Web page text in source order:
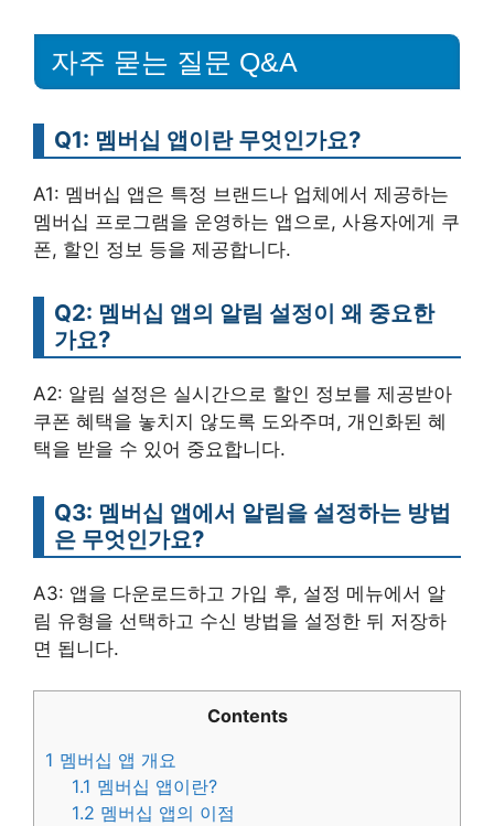
자주 묻는 질문 Q&A
Q1: 멤버십 앱이란 무엇인가요?
A1: 멤버십 앱은 특정 브랜드나 업체에서 제공하는
멤버십 프로그램을 운영하는 앱으로, 사용자에게 쿠
폰, 할인 정보 등을 제공합니다.
Q2: 멤버십 앱의 알림 설정이 왜 중요한
가요?
A2: 알림 설정은 실시간으로 할인 정보를 제공받아
쿠폰 혜택을 놓치지 않도록 도와주며, 개인화된 혜
택을 받을 수 있어 중요합니다.
Q3: 멤버십 앱에서 알림을 설정하는 방법
은 무엇인가요?
A3: 앱을 다운로드하고 가입 후, 설정 메뉴에서 알
림 유형을 선택하고 수신 방법을 설정한 뒤 저장하
면 됩니다.
Contents
1 멤버십 앱 개요
1.1 멤버십 앱이란?
1.2 멤버십 앱의 이점